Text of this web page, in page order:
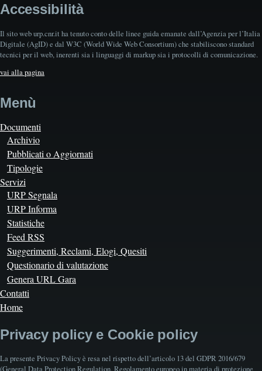
Accessibilità
Il sito web urp.cnr.it ha tenuto conto delle linee guida emanate dall’Agenzia per l’Italia
Digitale (AgID) e dal W3C (World Wide Web Consortium) che stabiliscono standard
tecnici per il web, inerenti sia i linguaggi di markup sia i protocolli di comunicazione.
vai alla pagina
Menù
Documenti
Archivio
Pubblicati o Aggiornati
Tipologie
Servizi
URP Segnala
URP Informa
Statistiche
Feed RSS
Suggerimenti, Reclami, Elogi, Quesiti
Questionario di valutazione
Genera URL Gara
Contatti
Home
Privacy policy e Cookie policy
La presente Privacy Policy è resa nel rispetto dell’articolo 13 del GDPR 2016/679